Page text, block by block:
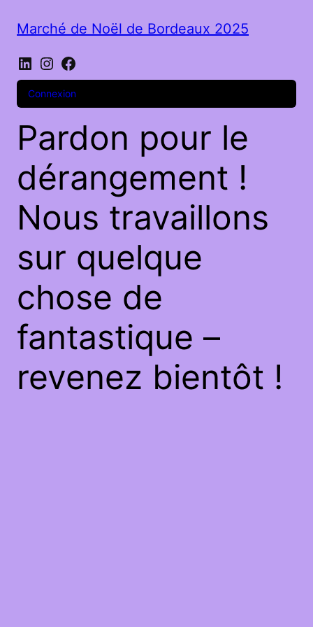
Marché de Noël de Bordeaux 2025
LinkedIn
Instagram
Facebook
Connexion
Pardon pour le
dérangement !
Nous travaillons
sur quelque
chose de
fantastique –
revenez bientôt !